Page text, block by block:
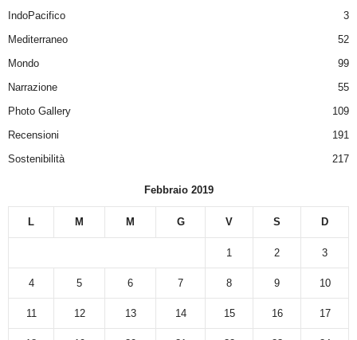
IndoPacifico
3
Mediterraneo
52
Mondo
99
Narrazione
55
Photo Gallery
109
Recensioni
191
Sostenibilità
217
Febbraio 2019
L M M G V S D
1 2 3
4 5 6 7 8 9 10
11 12 13 14 15 16 17